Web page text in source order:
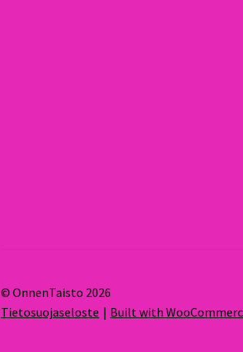
© OnnenTaisto 2026
Tietosuojaseloste
Built with